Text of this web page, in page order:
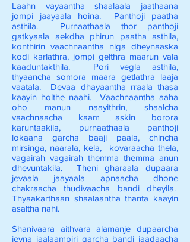
Laahn vayaantha shaalaala jaathaana
jompi jaayaala hoina. Panthoji paatha
asthila. Purnaathaala thor panthoji
gatkyaala aekdha phirun paatha asthila,
konthirin vaachnaantha niga dheynaaska
kodi karlathra, jompi gelthra maarun vala
kaaduntakthila. Pori vegla asthila,
thyaancha somora maara getlathra laaja
vaatala. Devaa dhayaantha rraala thasa
kaayin holthe naahi. Vaachnaantha aaha
oho manun naayithrin, shaalcha
vaachnaacha kaam askin borora
karuntaakila, purnaathaala panthoji
lokaana garcha baaji paala, chincha
mirsinga, naarala, kela, kovaraacha thela,
vagairah vagairah themma themma anun
dhevuntakila. Theni gharaala dupaara
jevaala jaayaala apnaacha dhone
chakraacha thudivaacha bandi dheyila.
Thyaakarthaan shaalaantha thanta kaayin
asaltha nahi.
Shanivaara aithvara alamanje dupaarcha
jevna jaalaampiri garcha bandi jaadaacha